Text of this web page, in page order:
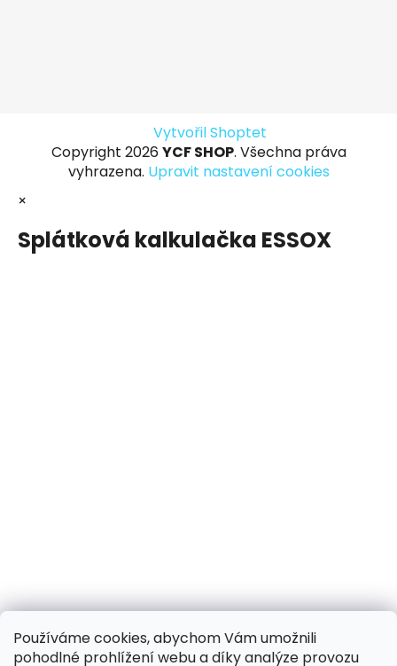
Používáme cookies, abychom Vám umožnili
pohodlné prohlížení webu a díky analýze provozu
Vytvořil Shoptet
Copyright 2026 YCF SHOP. Všechna práva
vyhrazena. Upravit nastavení cookies
×
Splátková kalkulačka ESSOX